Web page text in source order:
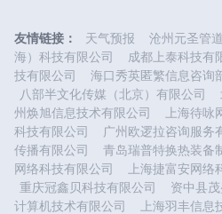
友情链接： 天气预报 沧州元圣管
海）科技有限公司
成都上泰科技有
技有限公司
海口秀英匿繁信息咨询
八部半文化传媒（北京）有限公司
州焕旭信息技术有限公司
上海待咏
科技有限公司
广州欧逻拉咨询服务
传播有限公司
青岛瑞普特换热装备
网络科技有限公司
上海捷富安网络
重庆冠鑫贝科技有限公司
资中县
计算机技术有限公司
上海羽丰信息